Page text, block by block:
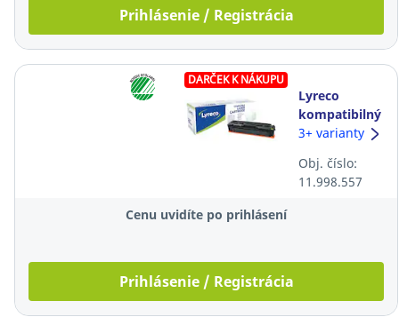
Prihlásenie / Registrácia
DARČEK K NÁKUPU
Lyreco
kompatibilný
laserový
203A
(CF542A), žltý
3+ varianty
Obj. číslo:
11.998.557
Cenu uvidíte po prihlásení
Prihlásenie / Registrácia